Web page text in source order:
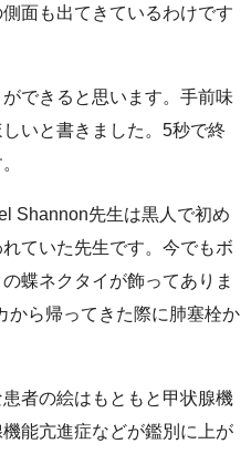
面も出てきているわけです
できると思います。手前味
いと書きました。5秒で終
Shannon先生は黒人で初め
ていた先生です。今でもボ
蝶ネクタイが飾ってありま
から帰ってきた際に肺塞栓か
者の絵はもともと甲状腺機
能亢進症などが鑑別に上が